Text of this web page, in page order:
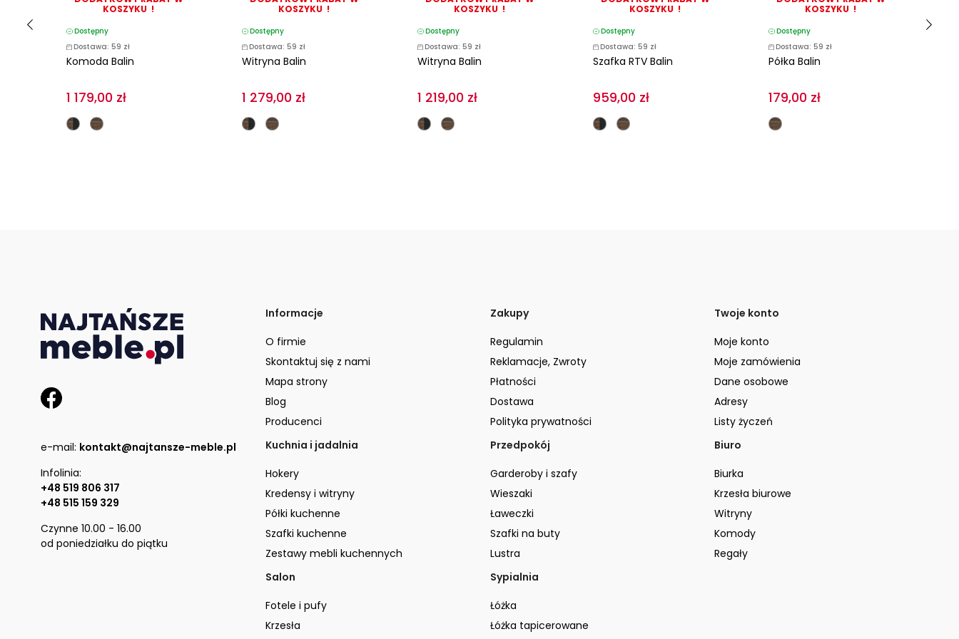
KOSZYKU !
Dostępny
Dostawa: 59 zł
Komoda Balin
1 179,00 zł
KOSZYKU !
Dostępny
Dostawa: 59 zł
Witryna Balin
1 279,00 zł
KOSZYKU !
Dostępny
Dostawa: 59 zł
Witryna Balin
1 219,00 zł
KOSZYKU !
Dostępny
Dostawa: 59 zł
Szafka RTV Balin
959,00 zł
KOSZYKU !
Dostępny
Dostawa: 59 zł
Półka Balin
179,00 zł
e-mail: kontakt@najtansze-meble.pl
Infolinia:
+48 519 806 317
+48 515 159 329
Czynne 10.00 - 16.00
od poniedziałku do piątku
Informacje
O firmie
Skontaktuj się z nami
Mapa strony
Blog
Producenci
Zakupy
Regulamin
Reklamacje, Zwroty
Płatności
Dostawa
Polityka prywatności
Twoje konto
Moje konto
Moje zamówienia
Dane osobowe
Adresy
Listy życzeń
Kuchnia i jadalnia
Hokery
Kredensy i witryny
Półki kuchenne
Szafki kuchenne
Zestawy mebli kuchennych
Przedpokój
Garderoby i szafy
Wieszaki
Ławeczki
Szafki na buty
Lustra
Biuro
Biurka
Krzesła biurowe
Witryny
Komody
Regały
Salon
Fotele i pufy
Krzesła
Sypialnia
Łóżka
Łóżka tapicerowane